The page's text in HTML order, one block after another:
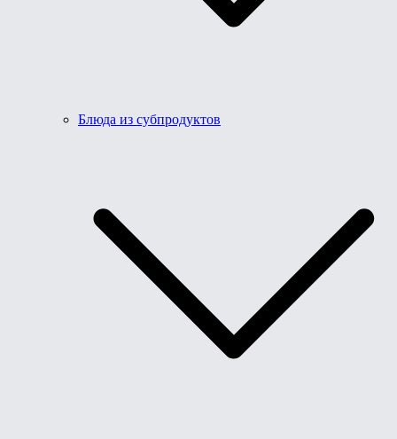
Блюда из субпродуктов